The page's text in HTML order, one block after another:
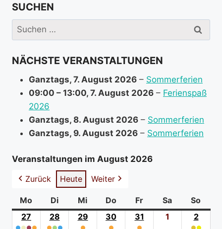
e
i
n
o
n
b
u
SUCHEN
Suchen
nach:
NÄCHSTE VERANSTALTUNGEN
Ganztags, 7. August 2026 – Sommerferien
09:00 – 13:00, 7. August 2026 – Ferienspaß
2026
Ganztags, 8. August 2026 – Sommerferien
Ganztags, 9. August 2026 – Sommerferien
Veranstaltungen im August 2026
Zurück
Heute Weiter
Mo Montag
DiDienstag
Mi Mittwoch
DoDonnerstag
FrFreitag
Sa Samstag
So
27
28 29 30 31 1 22.